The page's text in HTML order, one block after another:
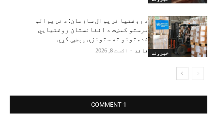
خبرونه
د روغتیا نړیوال سازمان: د نړیوالو
مرستو کمښت د افغانستان روغتیايي
خدمتونو ته ستونزې پېښې کړي
تاند - اګست 8, 2026
1 COMMENT